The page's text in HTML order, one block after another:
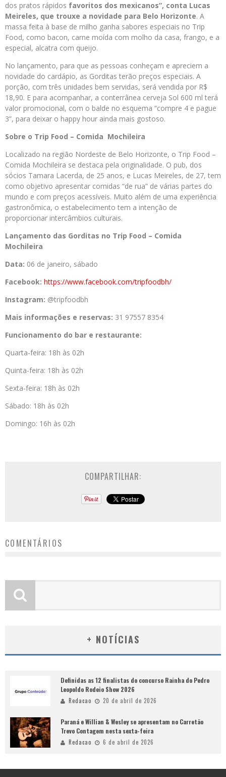
dos pratos rápidos favoritos dos mexicanos”, conta Lucas
Meireles, que trouxe a novidade para Belo Horizonte. A
massa feita à base de milho ganha sabores especiais no Trip
Food, como bacon, carne moída com molho da casa, frango, e a
especial, alcatra com queijo.
No lançamento, para que as pessoas conheçam e apreciem a
novidade do cardápio, as Gorditas terão preços especiais. A
porção, com três unidades bem servidas, será vendida por R$
18,90. E para acompanhar, a conterrânea cerveja Sol 600 ml terá
valor promocional, com o balde no esquema “compre 4 e pague
3”, para deixar o happy hour ainda mais gostoso.
Sobre o Trip Food – Comida Mochileira
Localizado na região Nordeste de Belo Horizonte, o Trip Food –
Comida Mochileira se destaca pela originalidade. O pub, dos
sócios Tamara Lacerda, de 25 anos, e Lucas Meireles, de 27, tem
como objetivo apresentar comidas “de rua” de várias partes do
mundo e com preços acessíveis. Muito além de uma experiência
gastronômica, o estabelecimento tem a intenção de
proporcionar intercâmbios culturais.
Lançamento das Gorditas no Trip Food – Comida
Mochileira
Data: 06 de janeiro, sábado
Facebook: https://www.facebook.com/tripfoodbh/
Instagram: @tripfoodbh
Mais informações e reservas: 31 97557 8354
Funcionamento do bar e restaurante:
Quarta-feira: 18h às 02h
Quinta-feira: 18h às 02h
Sexta-feira: 18h às 02h
Sábado: 18h às 02h
Domingo: 16h às 02h
COMPARTILHAR:
COMENTÁRIOS
+ NOTÍCIAS
Definidas as 12 finalistas do concurso Rainha do Pedro
Leopoldo Rodeio Show 2026
Redacao 20 de abril de 2026
Paraná e Willian & Wesley se apresentam no Carretão
Trevo Contagem nesta sexta-feira
Redacao 6 de abril de 2026